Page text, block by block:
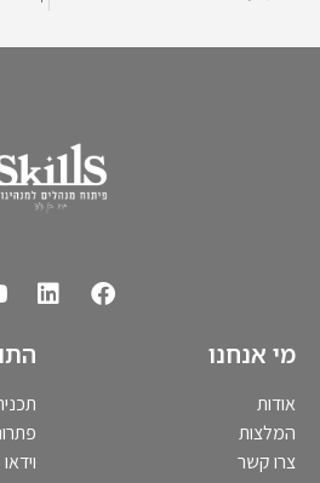
וידאו
מי אנחנו
אודות
המלצות
צרו קשר